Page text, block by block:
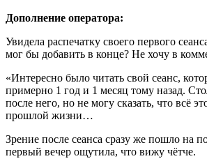
Дополнение оператора:
Увидела распечатку своего первого
мог бы добавить в конце? Не хочу в
«Интересно было читать свой сеанс,
примерно 1 год и 1 месяц тому назад.
после него, но не могу сказать, что всё
прошлой жизни…
Зрение после сеанса сразу же пошло на
первый вечер ощутила, что вижу чётче.